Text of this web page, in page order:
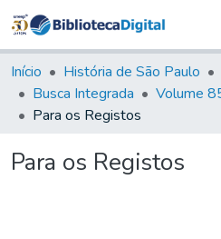
&
Tudo
Início História de São Paulo
Busca Integrada
Para os Registos
Para os Registos